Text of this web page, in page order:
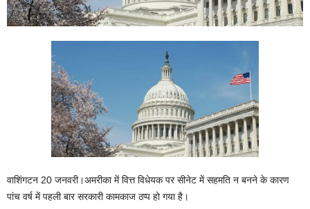
वाशिंगटन 20 जनवरी।अमरीका में वित्त विधेयक पर सीनेट में सहमति न बनने के कारण
पांच वर्ष में पहली बार सरकारी कामकाज ठप्प हो गया है।